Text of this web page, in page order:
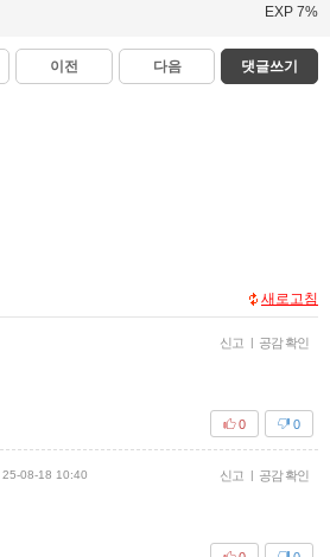
EXP 7%
이전 다음 댓글쓰기
새로고침
신고 | 공감 확인
0
0
25-08-18 10:40 신고 | 공감 확인